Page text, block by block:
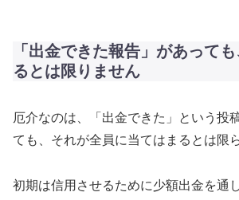
「出金できた報告」があって
るとは限りません
厄介なのは、「出金できた」という投
ても、それが全員に当てはまるとは限
初期は信用させるために少額出金を通